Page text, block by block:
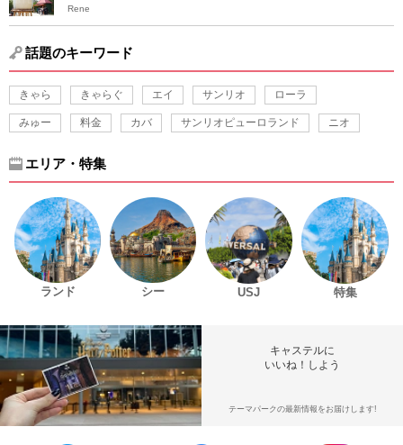
Rene
話題のキーワード
きゃら きゃらぐ エイ サンリオ ローラ
みゅー 料金 カバ サンリオピューロランド ニオ
エリア・特集
ランド シー USJ 特集
キャステルに
いいね！しよう
テーマパークの最新情報をお届けします!